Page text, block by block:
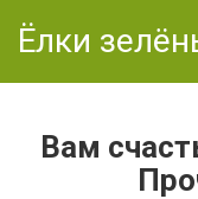
Ёлки
Вам